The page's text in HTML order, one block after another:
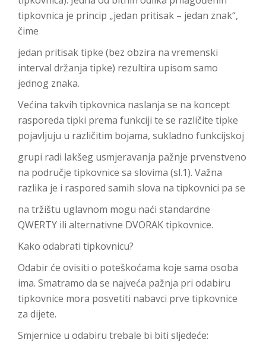
tipkovnica je princip „jedan pritisak – jedan znak“,
čime
jedan pritisak tipke (bez obzira na vremenski
interval držanja tipke) rezultira upisom samo
jednog znaka.
Većina takvih tipkovnica naslanja se na koncept
rasporeda tipki prema funkciji te se različite tipke
pojavljuju u različitim bojama, sukladno funkcijskoj
grupi radi lakšeg usmjeravanja pažnje prvenstveno
na područje tipkovnice sa slovima (sl.1). Važna
razlika je i raspored samih slova na tipkovnici pa se
na tržištu uglavnom mogu naći standardne
QWERTY ili alternativne DVORAK tipkovnice.
Kako odabrati tipkovnicu?
Odabir će ovisiti o poteškoćama koje sama osoba
ima. Smatramo da se najveća pažnja pri odabiru
tipkovnice mora posvetiti nabavci prve tipkovnice
za dijete.
Smjernice u odabiru trebale bi biti sljedeće: